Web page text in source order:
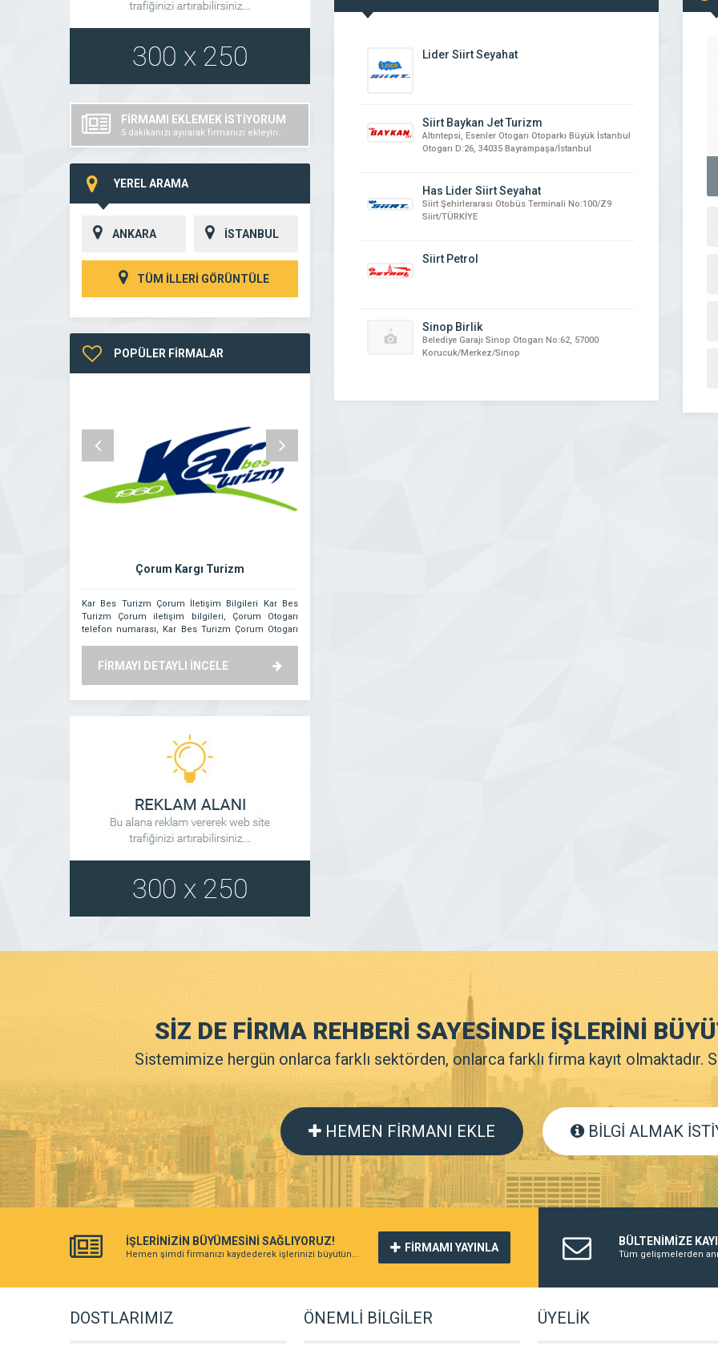
FİRMAMI EKLEMEK İSTİYORUM
5 dakikanızı ayırarak firmanızı ekleyin..
YEREL ARAMA
ANKARA İSTANBUL
TÜM İLLERİ GÖRÜNTÜLE
POPÜLER FİRMALAR
Çorum Kargı Turizm
Kar Bes Turizm Çorum İletişim Bilgileri Kar Bes
Turizm Çorum iletişim bilgileri, Çorum Otogarı
telefon numarası, Kar Bes Turizm Çorum Otogarı
sorgula. Kar Bes Turizm Çorum şube telefon
FİRMAYI DETAYLI İNCELE
otobüslerimizde yolcularımızın […]
Lider Siirt Seyahat
Siirt Baykan Jet Turizm
Altıntepsi, Esenler Otogarı Otoparkı Büyük İstanbul
Otogarı D:26, 34035 Bayrampaşa/İstanbul
Has Lider Siirt Seyahat
Siirt Şehirlerarası Otobüs Terminali No:100/Z9
Siirt/TÜRKİYE
Siirt Petrol
Sinop Birlik
Belediye Garajı Sinop Otogarı No:62, 57000
Korucuk/Merkez/Sinop
SİZ DE FİRMA REHBERİ SAYESİNDE İŞLERİNİ
Sistemimize hergün onlarca farklı sektörden, onlarca farklı firma kayıt olmaktadır.
HEMEN FİRMANI EKLE BİLGİ ALMAK
İŞLERİNİZİN BÜYÜMESİNİ SAĞLIYORUZ!
Hemen şimdi firmanızı kaydederek işlerinizi büyütün...
FİRMAMI YAYINLA BÜLTENİMİZE
Tüm gelişmelerden
DOSTLARIMIZ ÖNEMLİ BİLGİLER ÜYELİK